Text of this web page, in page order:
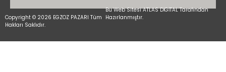
Copyright © 2026 EGZOZ PAZARI Tüm
Hakları Saklıdır.
Bu Web Sitesi ATLAS DİGİTAL Tarafından
Hazırlanmıştır.